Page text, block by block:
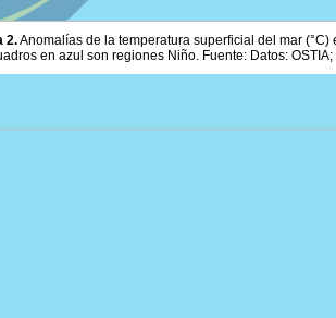
2.Anomalías de la temperatura superficial del mar (°C)
en azul son regiones Niño. Fuente: Datos: OSTIA;